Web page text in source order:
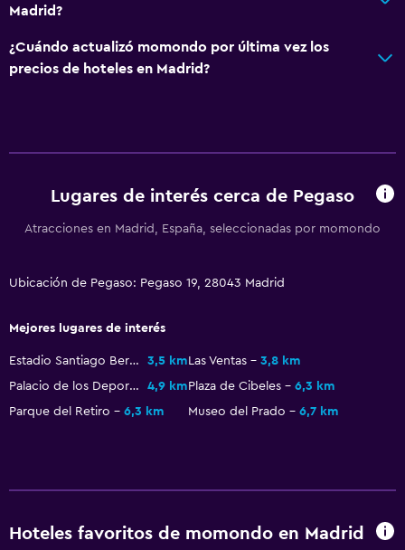
Madrid?
¿Cuándo actualizó momondo por última vez los
precios de hoteles en Madrid?
Lugares de interés cerca de Pegaso
Atracciones en Madrid, España, seleccionadas por momondo
Ubicación de Pegaso: Pegaso 19, 28043 Madrid
Mejores lugares de interés
Estadio Santiago Bernabéu 3,5 km Las Ventas
3,8 km
Palacio de los Deportes
4,9 km Plaza de Cibeles
6,3 km
Parque del Retiro
6,3 km Museo del Prado 6,7 km
Hoteles favoritos de momondo en Madrid